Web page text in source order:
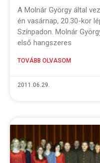
A Molnár György által
én vasárnap, 20.30-kor
Színpadon. Molnár
első hangszeres
TOVÁBB OLVASOM
2011.06.29.